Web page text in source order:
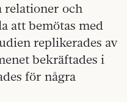
relationer och
att bemötas med
replikerades av
bekräftades i
för några